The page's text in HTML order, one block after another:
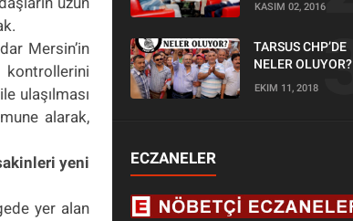
Mersin’in
ulaşılması
alarak,
yeni
yer alan
KASIM 02, 2016
TARSUS CHP’DE
NELER OLUYOR?
EKIM 11, 2018
ECZANELER